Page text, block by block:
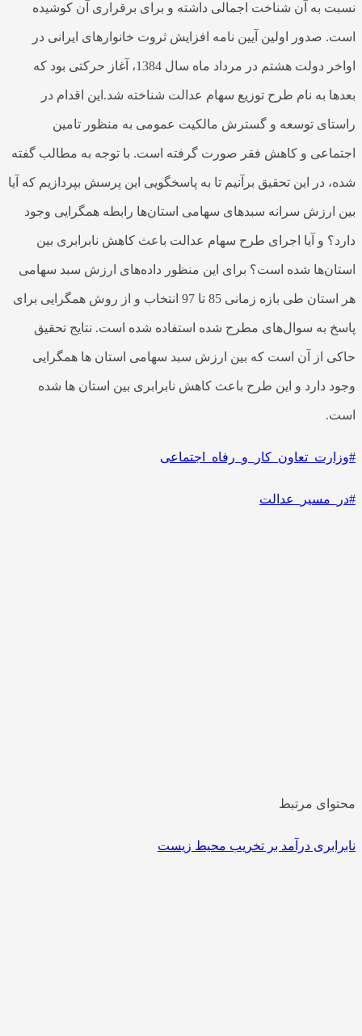
به آن شناخت اجمالی داشته و برای برقراری آن کوشیده
صدور اولین آیین نامه افزایش ثروت خانوارهای ایرانی در
اواخر دولت هشتم در مرداد ماه سال 1384، آغاز حرکتی بود که
به نام طرح توزیع سهام عدالت شناخته شد.این اقدام در
توسعه و گسترش مالکیت عمومی به منظور تامین
و کاهش فقر صورت گرفته است. با توجه به مطالب گفته
در این تحقیق برآنیم تا به پاسخگویی این پرسش بپردازیم که آیا
ارزش سرانه سبدهای سهامی استان‌ها رابطه همگرایی وجود
و آیا اجرای طرح سهام عدالت باعث کاهش نابرابری بین
شده است؟ برای این منظور داده‌‌های ارزش سبد سهامی
هر استان طی بازه زمانی 85 تا 97 انتخاب و از روش همگرایی برای
به سوال‌های مطرح شده استفاده شده است. نتایج تحقیق
از آن است که بین ارزش سبد سهامی استان ها همگرایی
دارد و این طرح باعث کاهش نابرابری بین استان ها شده
مرتبط
درآمد بر تخریب محیط زیست